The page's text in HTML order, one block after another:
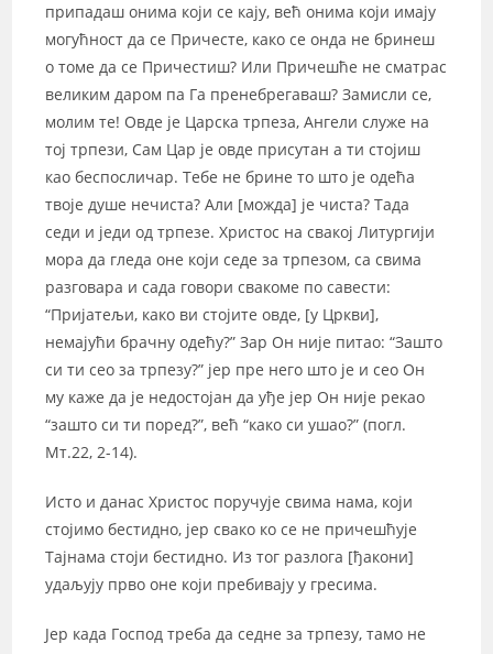
припадаш онима који се кају, већ онима који имају
могућност да се Причесте, како се онда не бринеш
о томе да се Причестиш? Или Причешће не сматрас
великим даром па Га пренебрегаваш? Замисли се,
молим те! Овде је Царска трпеза, Ангели служе на
тој трпези, Сам Цар је овде присутан а ти стојиш
као беспосличар. Тебе не брине то што је одећа
твоје душе нечиста? Али [можда] је чиста? Тада
седи и једи од трпезе. Христос на свакој Литургији
мора да гледа оне који седе за трпезом, са свима
разговара и сада говори свакоме по савести:
“Пријатељи, како ви стојите овде, [у Цркви],
немајући брачну одећу?” Зар Он није питао: “Зашто
си ти сео за трпезу?” јер пре него што је и сео Он
му каже да је недостојан да уђе јер Он није рекао
“зашто си ти поред?”, већ “како си ушао?” (погл.
Мт.22, 2-14).
Исто и данас Христос поручује свима нама, који
стојимо бестидно, јер свако ко се не причешћује
Тајнама стоји бестидно. Из тог разлога [ђакони]
удаљују прво оне који пребивају у гресима.
Јер када Господ треба да седне за трпезу, тамо не